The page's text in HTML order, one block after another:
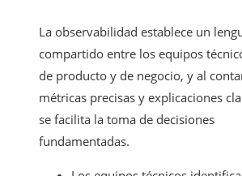
La observabilidad establece un
compartido entre los equipos
de producto y de negocio, y al
métricas precisas y explicaciones
se facilita la toma de decisiones
fundamentadas.